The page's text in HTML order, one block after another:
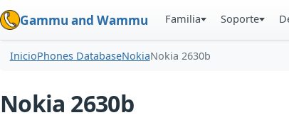
Gammu and Wammu Familia Soporte
InicioPhones DatabaseNokiaNokia 2630b
Nokia 2630b